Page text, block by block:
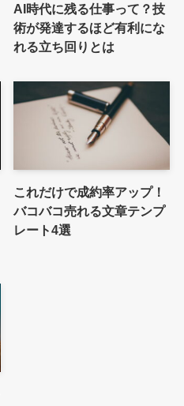
AI時代に残る仕事って？技
術が発達するほど有利にな
れる立ち回りとは
これだけで成約率アップ！
バコバコ売れる文章テンプ
レート4選